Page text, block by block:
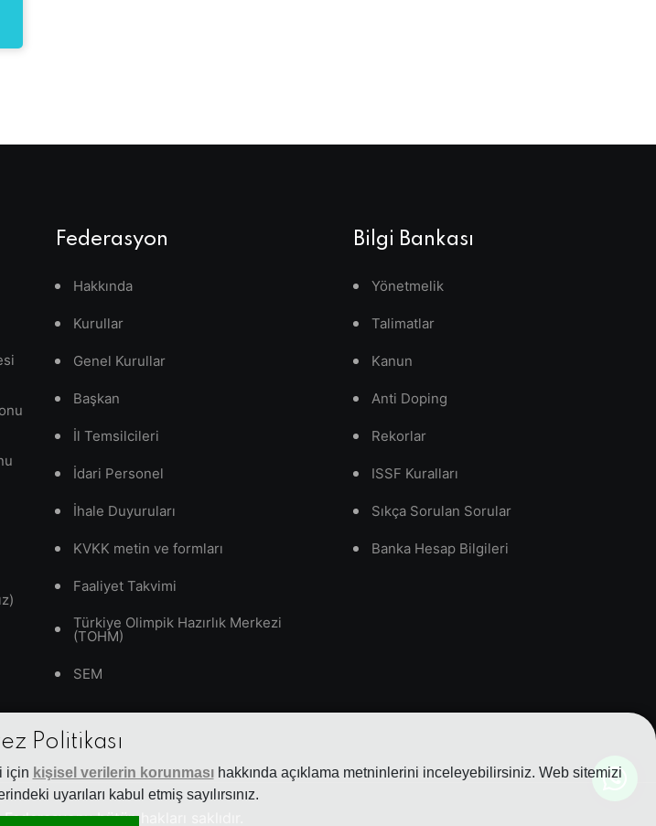
Politikası
için kişisel verilerin korunmasıhakkında açıklama metninlerini inceleyebilirsiniz. Web sitemizi
uyarıları kabul etmiş sayılırsınız.
Federasyon
Hakkında
Kurullar
Genel Kurullar
Başkan
İl Temsilcileri
İdari Personel
İhale Duyuruları
KVKK metin ve formları
Faaliyet Takvimi
Türkiye Olimpik Hazırlık Merkezi
(TOHM)
SEM
Bilgi Bankası
Yönetmelik
Talimatlar
Kanun
Anti Doping
Rekorlar
ISSF Kuralları
Sıkça Sorulan Sorular
Banka Hesap Bilgileri
bütün hakları saklıdır.